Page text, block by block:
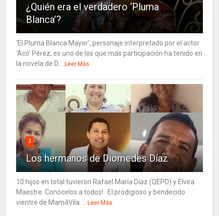
¿Quién era el verdadero ‘Pluma
Blanca’?
‘El Pluma Blanca Mayor’, personaje interpretado por el actor
‘Aco’ Pérez, es uno de los que más participación ha tenido en
la novela de D...
Leer Más
3
Los hermanos de Diomedes Díaz
10 hijos en total tuvieron Rafael María Díaz (QEPD) y Elvira
Maestre. Conócelos a todos!. El prodigioso y bendecido
vientre de MamáVila ...
Leer Más